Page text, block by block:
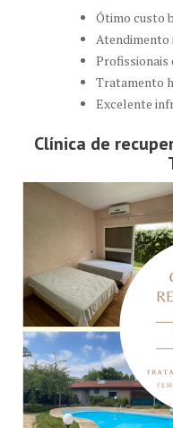
Ótimo custo
Atendimento
Profissionais
Tratamento
Excelente
Clínica de